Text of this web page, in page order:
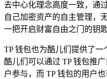
去中心化理念高度一致，通
自己加密资产的自主管理，
一把开启财富自由之门的钥匙
TP 钱包也为酷儿们提供了一
酷儿们可以通过 TP 钱包推
户参与，而 TP 钱包的用户